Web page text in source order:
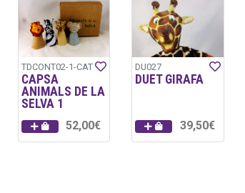
TDCONT02-1-CAT
CAPSA
ANIMALS DE LA
SELVA 1
52,00€
DU027
DUET GIRAFA
39,50€